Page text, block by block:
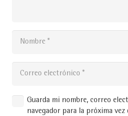
Guarda mi nombre, correo
navegador para la próxima vez